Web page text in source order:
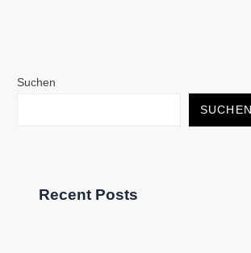
Suchen
SUCHEN
Recent Posts